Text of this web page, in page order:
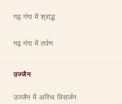
गढ़ गंगा में श्राद्ध
गढ़ गंगा में तर्पण
उज्जैन
उज्जैन में अस्थि विसर्जन